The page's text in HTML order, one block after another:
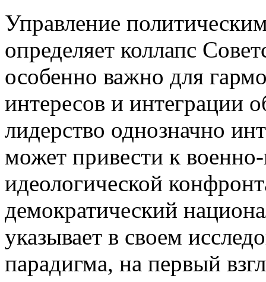
Управление
определяет коллапс
особенно важно для
интересов и интеграции
лидерство однозначно
может привести к
идеологической
демократический
указывает в своем
парадигма, на первый